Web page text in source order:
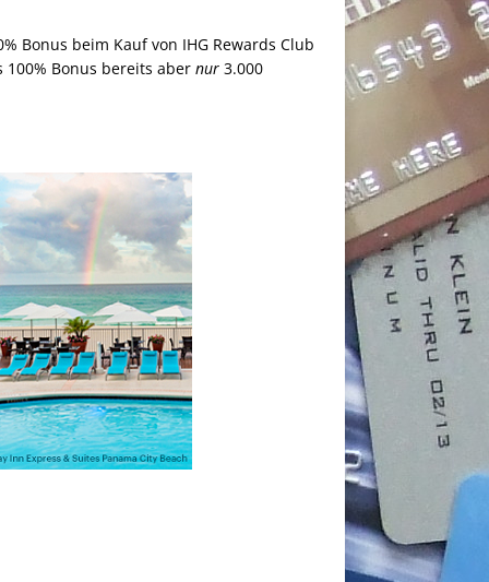
Bonus beim Kauf von IHG Rewards Club
100% Bonus bereits aber nur 3.000